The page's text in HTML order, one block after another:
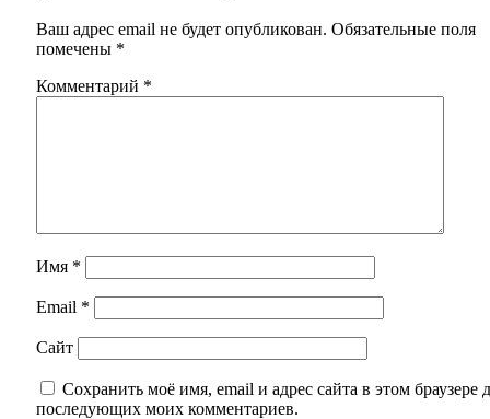
Ваш адрес email не будет опубликован. Обязательные поля
помечены *
Комментарий *
Имя *
Email *
Сайт
Сохранить моё имя, email и адрес сайта в этом браузере
последующих моих комментариев.